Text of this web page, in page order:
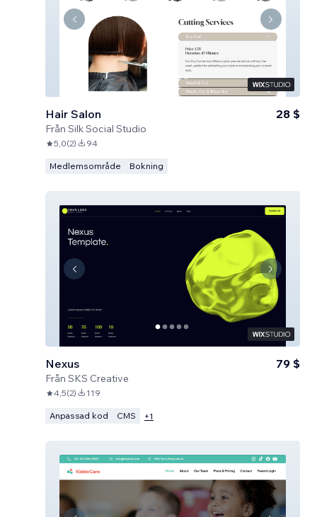
Hair Salon
Från Silk Social Studio
28 $
5,0(2) 94
Medlemsområde Bokning
Nexus
Från SKS Creative
79 $
4,5(2) 119
Anpassad kod CMS +1